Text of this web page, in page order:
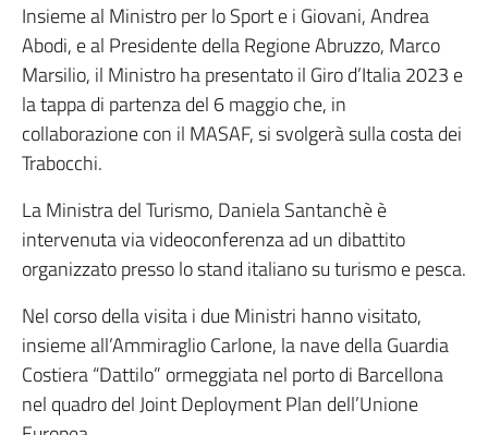
Insieme al Ministro per lo Sport e i Giovani, Andrea
Abodi, e al Presidente della Regione Abruzzo, Marco
Marsilio, il Ministro ha presentato il Giro d’Italia 2023 e
la tappa di partenza del 6 maggio che, in
collaborazione con il MASAF, si svolgerà sulla costa dei
Trabocchi.
La Ministra del Turismo, Daniela Santanchè è
intervenuta via videoconferenza ad un dibattito
organizzato presso lo stand italiano su turismo e pesca.
Nel corso della visita i due Ministri hanno visitato,
insieme all’Ammiraglio Carlone, la nave della Guardia
Costiera “Dattilo” ormeggiata nel porto di Barcellona
nel quadro del Joint Deployment Plan dell’Unione